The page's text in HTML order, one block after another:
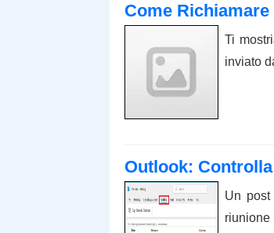
Come
Ti
inviato
Outlook:
Un
riunione